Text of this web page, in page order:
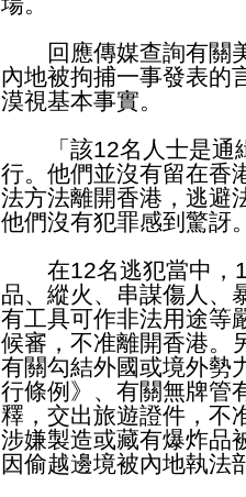
回應傳媒查詢有關美
內地被拘捕一事發表的
漠視基本事實。
「該12名人士是通
行。他們並沒有留在香
法方法離開香港，逃避
他們沒有犯罪感到驚訝
在12名逃犯當中，
品、縱火、串謀傷人、
有工具可作非法用途等
候審，不准離開香港。
有關勾結外國或境外勢
行條例》、有關無牌管
釋，交出旅遊證件，不
涉嫌製造或藏有爆炸品
因偷越邊境被內地執法